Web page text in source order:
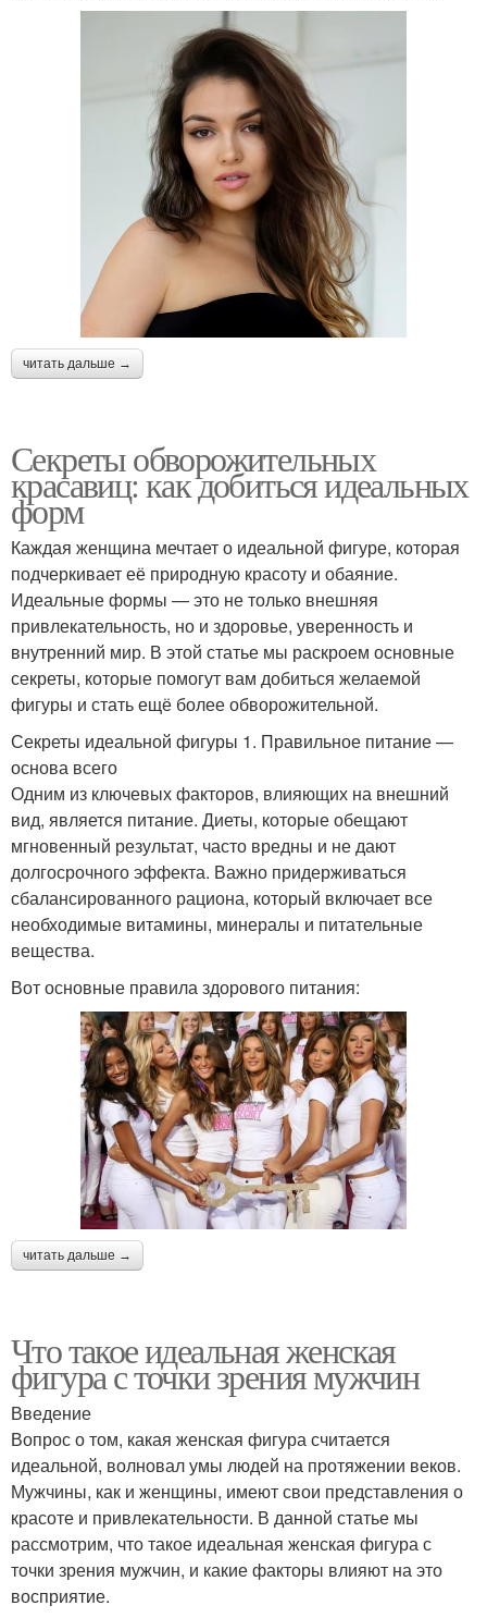
читать дальше →
Секреты обворожительных
красавиц: как добиться идеальных
форм
Каждая женщина мечтает о идеальной фигуре, которая
подчеркивает её природную красоту и обаяние.
Идеальные формы — это не только внешняя
привлекательность, но и здоровье, уверенность и
внутренний мир. В этой статье мы раскроем основные
секреты, которые помогут вам добиться желаемой
фигуры и стать ещё более обворожительной.
Секреты идеальной фигуры 1. Правильное питание —
основа всего
Одним из ключевых факторов, влияющих на внешний
вид, является питание. Диеты, которые обещают
мгновенный результат, часто вредны и не дают
долгосрочного эффекта. Важно придерживаться
сбалансированного рациона, который включает все
необходимые витамины, минералы и питательные
вещества.
Вот основные правила здорового питания:
читать дальше →
Что такое идеальная женская
фигура с точки зрения мужчин
Введение
Вопрос о том, какая женская фигура считается
идеальной, волновал умы людей на протяжении веков.
Мужчины, как и женщины, имеют свои представления о
красоте и привлекательности. В данной статье мы
рассмотрим, что такое идеальная женская фигура с
точки зрения мужчин, и какие факторы влияют на это
восприятие.